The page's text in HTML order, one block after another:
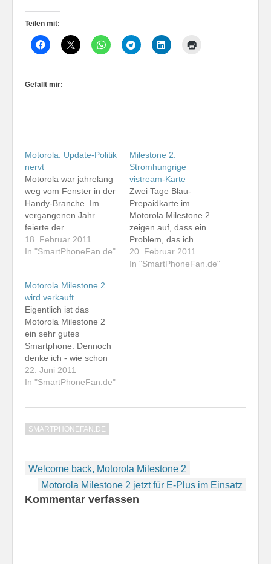
Teilen mit:
Gefällt mir:
Motorola: Update-Politik
nervt
Motorola war jahrelang
weg vom Fenster in der
Handy-Branche. Im
vergangenen Jahr
feierte der
amerikanische
Hersteller ein
bzw. Milestone
(Europa). Als das
Android-Smartphone
noch Ende 2009 auf
den Markt kam, war es
quasi das Premium-
Android-Handy
überhaupt. Erste
Software-Updates gab
auf…
18. Februar 2011
In "SmartPhoneFan.de"
Milestone 2:
Stromhungrige
vistream-Karte
Zwei Tage Blau-
Prepaidkarte im
Motorola Milestone 2
zeigen auf, dass ein
Problem, das ich
speziell mit diesem
Gerät in letzter Zeit
20. Februar 2011
In "SmartPhoneFan.de"
Motorola Milestone 2
wird verkauft
Eigentlich ist das
Motorola Milestone 2
ein sehr gutes
Smartphone. Dennoch
denke ich - wie schon
vor rund einem Jahr
beim ersten Milestone-
wird, sich von dem
Milestone 1
Android 2.1 sehr
Milestone…
22. Juni 2011
In "SmartPhoneFan.de"
SMARTPHONEFAN.DE
Beitragsnavigation
Welcome back, Motorola Milestone 2
Motorola Milestone 2 jetzt für E-Plus im Einsatz
Kommentar verfassen